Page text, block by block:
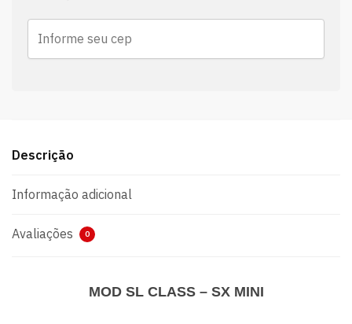
Descrição
Informação adicional
Avaliações 0
MOD SL CLASS – SX MINI